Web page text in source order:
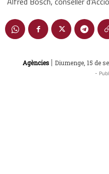
Agències | Diumenge, 15 de
-